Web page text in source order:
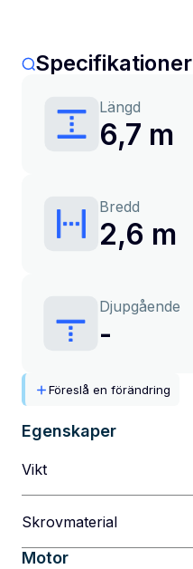
Specifikationer
Längd
6,7 m
Bredd
2,6 m
Djupgående
-
Föreslå en förändring
Egenskaper
Vikt
Skrovmaterial
Motor